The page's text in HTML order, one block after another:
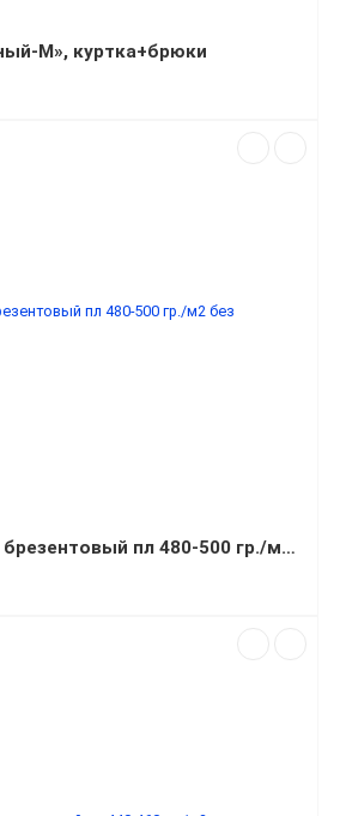
М», куртка+брюки
Фартук рабочий брезентовый пл 480-500 гр./м2 без кармана